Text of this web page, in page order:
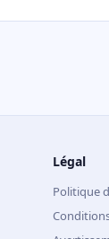
Légal
Politique